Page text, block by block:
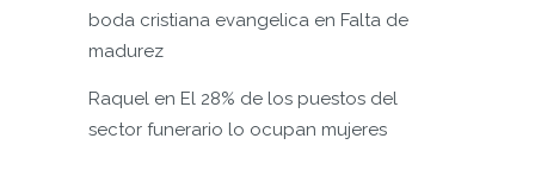
boda cristiana evangelica en Falta de
madurez
Raquel en El 28% de los puestos del
sector funerario lo ocupan mujeres